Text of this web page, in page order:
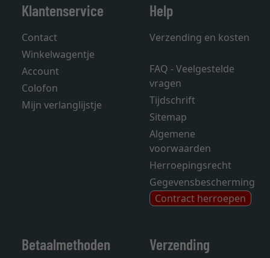
Klantenservice
Contact
Winkelwagentje
Account
Colofon
Mijn verlanglijstje
Help
Verzending en kosten
FAQ - Veelgestelde
vragen
Tijdschrift
Sitemap
Algemene
voorwaarden
Herroepingsrecht
Gegevensbescherming
Contract herroepen
Betaalmethoden Verzending